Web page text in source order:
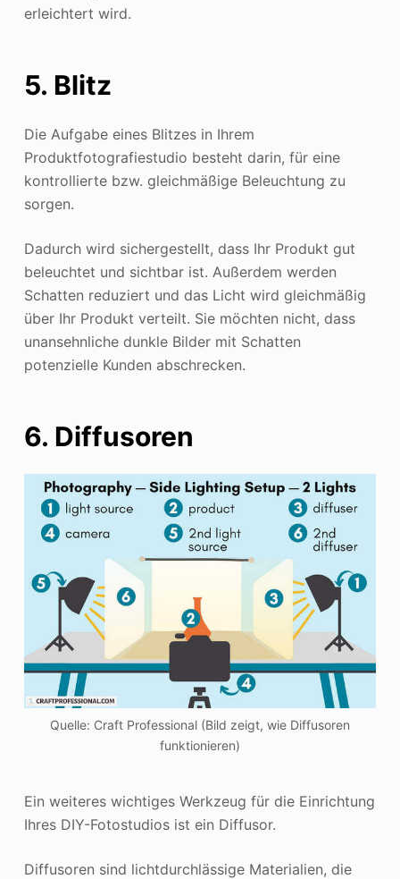
erleichtert wird.
5. Blitz
Die Aufgabe eines Blitzes in Ihrem
Produktfotografiestudio besteht darin, für eine
kontrollierte bzw. gleichmäßige Beleuchtung zu
sorgen.
Dadurch wird sichergestellt, dass Ihr Produkt gut
beleuchtet und sichtbar ist. Außerdem werden
Schatten reduziert und das Licht wird gleichmäßig
über Ihr Produkt verteilt. Sie möchten nicht, dass
unansehnliche dunkle Bilder mit Schatten
potenzielle Kunden abschrecken.
6. Diffusoren
Quelle: Craft Professional (Bild zeigt, wie Diffusoren
funktionieren)
Ein weiteres wichtiges Werkzeug für die Einrichtung
Ihres DIY-Fotostudios ist ein Diffusor.
Diffusoren sind lichtdurchlässige Materialien, die